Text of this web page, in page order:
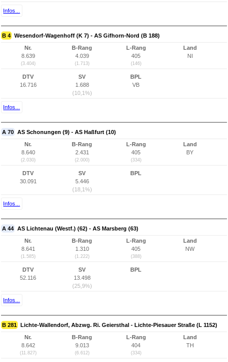
Infos...
B 4 Wesendorf-Wagenhoff (K 7) - AS Gifhorn-Nord (B 188)
Nr.
8.639
(3.404)
B-Rang
4.039
(1.713)
L-Rang
405
(146)
Land
NI
DTV
16.716
SV
1.688
(10,1%)
BPL
VB
Infos...
A 70 AS Schonungen (9) - AS Haßfurt (10)
Nr.
8.640
(2.030)
B-Rang
2.431
(2.000)
L-Rang
405
(334)
Land
BY
DTV
30.091
SV
5.446
(18,1%)
BPL
Infos...
A 44 AS Lichtenau (Westf.) (62) - AS Marsberg (63)
Nr.
8.641
(1.585)
B-Rang
1.310
(1.222)
L-Rang
405
(388)
Land
NW
DTV
52.116
SV
13.498
(25,9%)
BPL
Infos...
B 281 Lichte-Wallendorf, Abzwg. Ri. Geiersthal - Lichte-Piesauer Straße (L 1152)
Nr.
8.642
(11.827)
B-Rang
9.013
(6.612)
L-Rang
404
(334)
Land
TH